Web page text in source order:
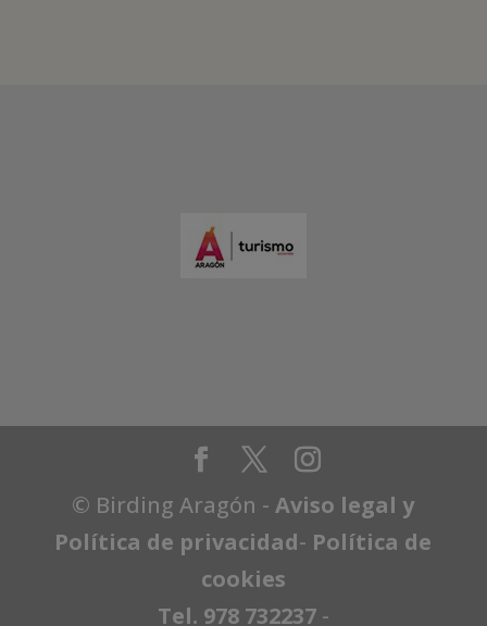
© Birding Aragón -Aviso legal y
Política de privacidad- Política de
cookies
Tel. 978 732237 -